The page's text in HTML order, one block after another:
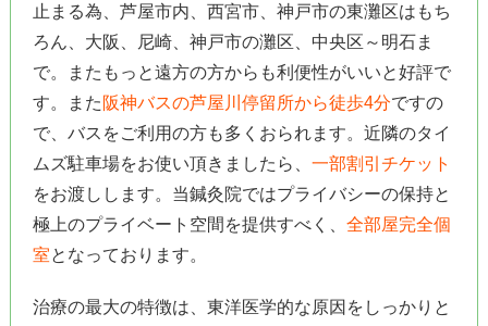
止まる為、芦屋市内、西宮市、神戸市の東灘区はもち
ろん、大阪、尼崎、神戸市の灘区、中央区～明石ま
で。またもっと遠方の方からも利便性がいいと好評で
す。また 阪神バスの芦屋川停留所から徒歩4分ですの
で、バスをご利用の方も多くおられます。近隣のタイ
ムズ駐車場をお使い頂きましたら、 一部割引チケット
をお渡しします。当鍼灸院ではプライバシーの保持と
極上のプライベート空間を提供すべく、 全部屋完全個
室となっております。
治療の最大の特徴は、東洋医学的な原因をしっかりと